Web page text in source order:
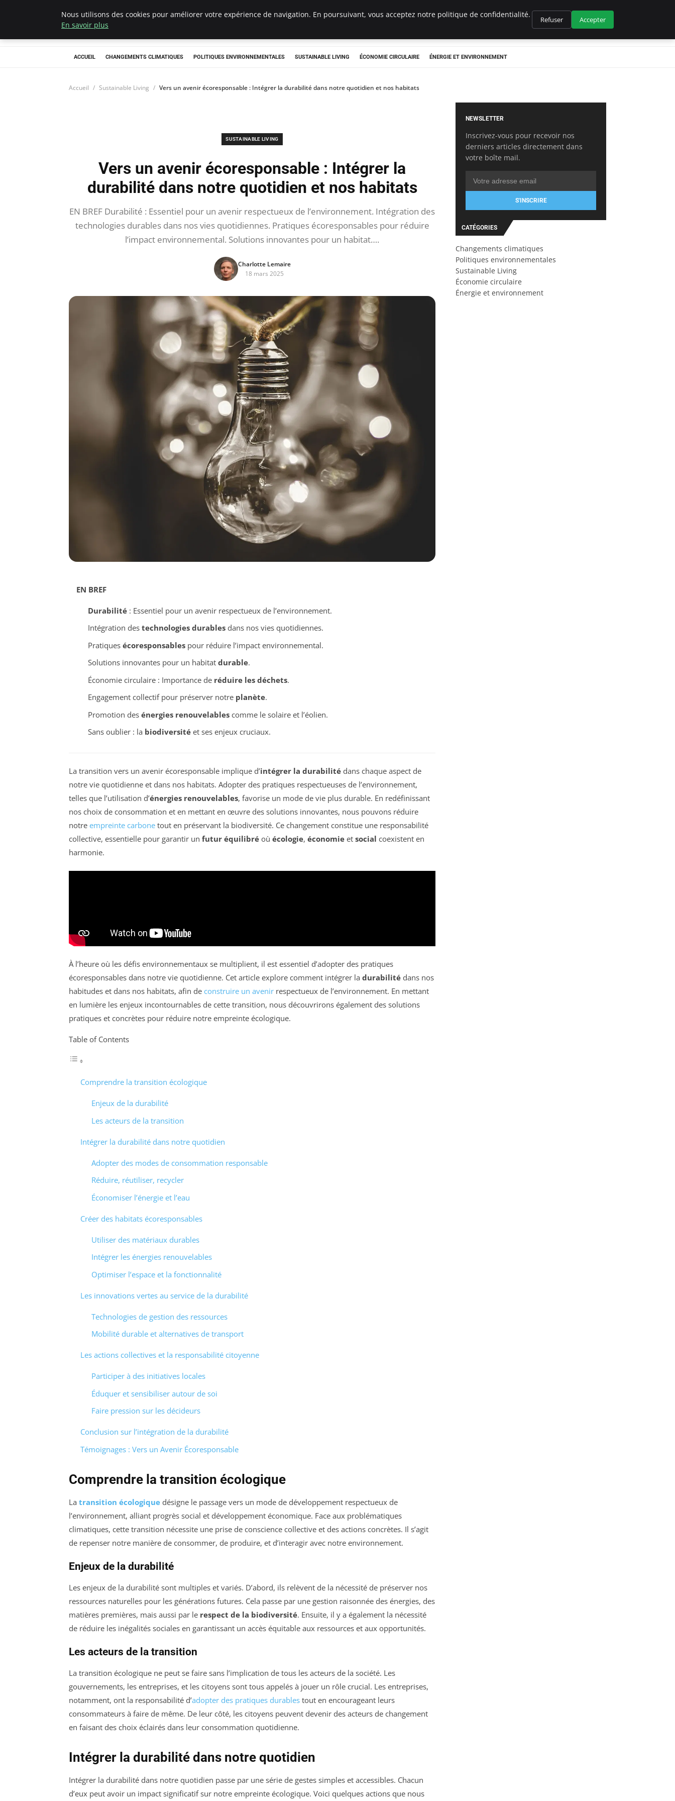
Climategatecountryclub.com
ACCUEIL CHANGEMENTS CLIMATIQUES POLITIQUES ENVIRONNEMENTALES SUSTAINABLE LIVING ÉCONOMIE CIRCULAIRE ÉNERGIE ET ENVIRONNEMENT
Accueil Sustainable Living Vers un avenir écoresponsable : Intégrer la durabilité dans notre quotidien et nos habitats
SUSTAINABLE LIVING
Vers un avenir écoresponsable : Intégrer la
durabilité dans notre quotidien et nos habitats
EN BREF Durabilité : Essentiel pour un avenir respectueux de l’environnement. Intégration des
technologies durables dans nos vies quotidiennes. Pratiques écoresponsables pour réduire
l’impact environnemental. Solutions innovantes pour un habitat….
Charlotte Lemaire
18 mars 2025
EN BREF
Durabilité: Essentiel pour un avenir respectueux de l’environnement.
Intégration des technologies durablesdans nos vies quotidiennes.
Pratiques écoresponsablespour réduire l’impact environnemental.
Solutions innovantes pour un habitat durable.
Économie circulaire : Importance de réduire les déchets.
Engagement collectif pour préserver notre planète.
Promotion des énergies renouvelablescomme le solaire et l’éolien.
Sans oublier : la biodiversitéet ses enjeux cruciaux.
La transition vers un avenir écoresponsable implique d’intégrer la durabilité dans chaque aspect de
notre vie quotidienne et dans nos habitats. Adopter des pratiques respectueuses de l’environnement,
telles que l’utilisation d’énergies renouvelables, favorise un mode de vie plus durable. En redéfinissant
nos choix de consommation et en mettant en œuvre des solutions innovantes, nous pouvons réduire
notre empreinte carbone tout en préservant la biodiversité. Ce changement constitue une responsabilité
collective, essentielle pour garantir un futur équilibré où écologie, économie et social coexistent en
harmonie.
À l’heure où les défis environnementaux se multiplient, il est essentiel d’adopter des pratiques
écoresponsables dans notre vie quotidienne. Cet article explore comment intégrer la durabilité dans nos
habitudes et dans nos habitats, afin de construire un avenir respectueux de l’environnement. En mettant
en lumière les enjeux incontournables de cette transition, nous découvrirons également des solutions
pratiques et concrètes pour réduire notre empreinte écologique.
Table of Contents
Comprendre la transition écologique
Enjeux de la durabilité
Les acteurs de la transition
Intégrer la durabilité dans notre quotidien
Adopter des modes de consommation responsable
Réduire, réutiliser, recycler
Économiser l’énergie et l’eau
Créer des habitats écoresponsables
Utiliser des matériaux durables
Intégrer les énergies renouvelables
Optimiser l’espace et la fonctionnalité
Les innovations vertes au service de la durabilité
Technologies de gestion des ressources
Mobilité durable et alternatives de transport
Les actions collectives et la responsabilité citoyenne
Participer à des initiatives locales
Éduquer et sensibiliser autour de soi
Faire pression sur les décideurs
Conclusion sur l’intégration de la durabilité
Témoignages : Vers un Avenir Écoresponsable
Comprendre la transition écologique
La transition écologique désigne le passage vers un mode de développement respectueux de
l’environnement, alliant progrès social et développement économique. Face aux problématiques
climatiques, cette transition nécessite une prise de conscience collective et des actions concrètes. Il s’agit
de repenser notre manière de consommer, de produire, et d’interagir avec notre environnement.
Enjeux de la durabilité
Les enjeux de la durabilité sont multiples et variés. D’abord, ils relèvent de la nécessité de préserver nos
ressources naturelles pour les générations futures. Cela passe par une gestion raisonnée des énergies, des
matières premières, mais aussi par le respect de la biodiversité. Ensuite, il y a également la nécessité
de réduire les inégalités sociales en garantissant un accès équitable aux ressources et aux opportunités.
Les acteurs de la transition
La transition écologique ne peut se faire sans l’implication de tous les acteurs de la société. Les
gouvernements, les entreprises, et les citoyens sont tous appelés à jouer un rôle crucial. Les entreprises,
notamment, ont la responsabilité d’adopter des pratiques durables tout en encourageant leurs
consommateurs à faire de même. De leur côté, les citoyens peuvent devenir des acteurs de changement
en faisant des choix éclairés dans leur consommation quotidienne.
Intégrer la durabilité dans notre quotidien
Intégrer la durabilité dans notre quotidien passe par une série de gestes simples et accessibles. Chacun
d’eux peut avoir un impact significatif sur notre empreinte écologique. Voici quelques actions que nous
NEWSLETTER
Inscrivez-vous pour recevoir nos
derniers articles directement dans
votre boîte mail.
S'INSCRIRE
CATÉGORIES
Changements climatiques
Politiques environnementales
Sustainable Living
Économie circulaire
Énergie et environnement
Nous utilisons des cookies pour améliorer votre expérience de navigation. En poursuivant, vous acceptez notre politique de confidentialité.
En savoir plus
Refuser Accepter